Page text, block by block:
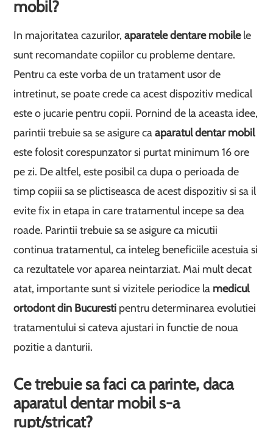
mobil?
In majoritatea cazurilor, aparatele dentare mobilele
sunt recomandate copiilor cu probleme dentare.
Pentru ca este vorba de un tratament usor de
intretinut, se poate crede ca acest dispozitiv medical
este o jucarie pentru copii. Pornind de la aceasta idee,
parintii trebuie sa se asigure caaparatul dentar mobil
este folosit corespunzator si purtat minimum 16 ore
pe zi. De altfel, este posibil ca dupa o perioada de
timp copiii sa se plictiseasca de acest dispozitiv si sa il
evite fix in etapa in care tratamentul incepe sa dea
roade. Parintii trebuie sa se asigure ca micutii
continua tratamentul, ca inteleg beneficiile acestuia si
ca rezultatele vor aparea neintarziat. Mai mult decat
atat, importante sunt si vizitele periodice la medicul
ortodont din Bucuresti pentru determinarea evolutiei
tratamentului si cateva ajustari in functie de noua
pozitie a danturii.
Ce trebuie sa faci ca parinte, daca
aparatul dentar mobil s-a
rupt/stricat?